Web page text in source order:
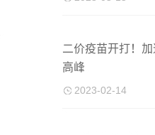
二价疫苗开打！
高峰
2023-02-14